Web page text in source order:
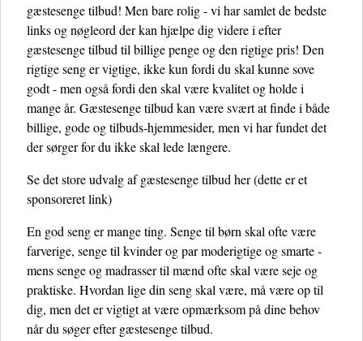
gæstesenge tilbud! Men bare rolig - vi har samlet de bedste
links og nøgleord der kan hjælpe dig videre i efter
gæstesenge tilbud til billige penge og den rigtige pris! Den
rigtige seng er vigtige, ikke kun fordi du skal kunne sove
godt - men også fordi den skal være kvalitet og holde i
mange år. Gæstesenge tilbud kan være svært at finde i både
billige, gode og tilbuds-hjemmesider, men vi har fundet det
der sørger for du ikke skal lede længere.
Se det store udvalg af gæstesenge tilbud her(dette er et
sponsoreret link)
En god seng er mange ting. Senge til børn skal ofte være
farverige, senge til kvinder og par moderigtige og smarte -
mens senge og madrasser til mænd ofte skal være seje og
praktiske. Hvordan lige din seng skal være, må være op til
dig, men det er vigtigt at være opmærksom på dine behov
når du søger efter gæstesenge tilbud.